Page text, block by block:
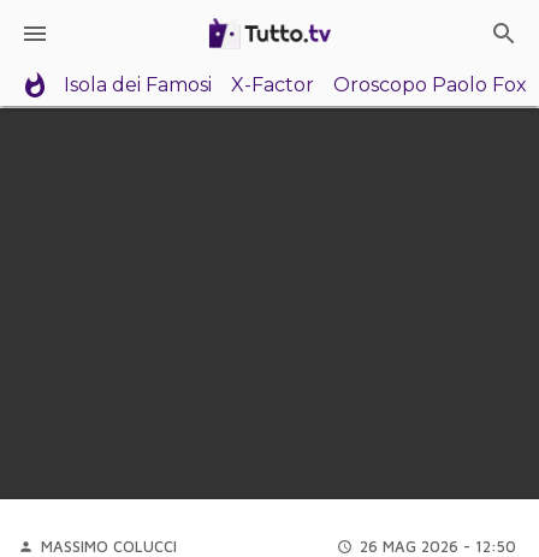
Isola dei Famosi X-Factor Oroscopo Paolo Fox
MASSIMO COLUCCI
26 MAG 2026 - 12:50